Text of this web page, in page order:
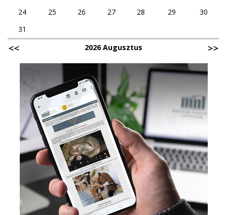
24
25 26 27 28 29
30
31
2026 Augusztus